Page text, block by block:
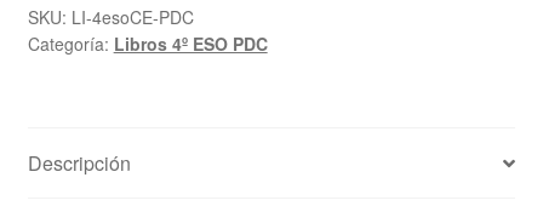
y
proyectos
ESO
SKU: LI-4esoCE-PDC
Categoría: Libros 4º ESO PDC
Descripción